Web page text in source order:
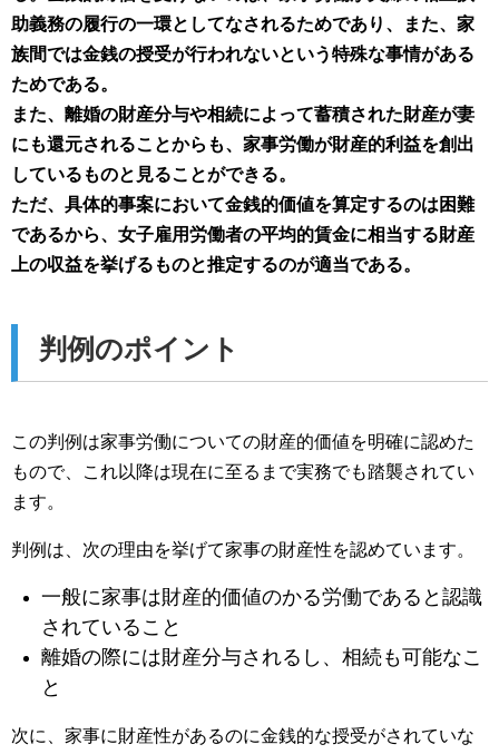
助義務の履行の一環としてなされるためであり、また、家
族間では金銭の授受が行われないという特殊な事情がある
ためである。
また、離婚の財産分与や相続によって蓄積された財産が妻
にも還元されることからも、家事労働が財産的利益を創出
しているものと見ることができる。
ただ、具体的事案において金銭的価値を算定するのは困難
であるから、女子雇用労働者の平均的賃金に相当する財産
上の収益を挙げるものと推定するのが適当である。
判例のポイント
この判例は家事労働についての財産的価値を明確に認めた
もので、これ以降は現在に至るまで実務でも踏襲されてい
ます。
判例は、次の理由を挙げて家事の財産性を認めています。
一般に家事は財産的価値のかる労働であると認識
されていること
離婚の際には財産分与されるし、相続も可能なこ
と
次に、家事に財産性があるのに金銭的な授受がされていな